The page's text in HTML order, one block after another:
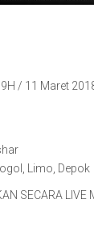
/ 11 Maret
Limo, Depok
SECARA LIVE